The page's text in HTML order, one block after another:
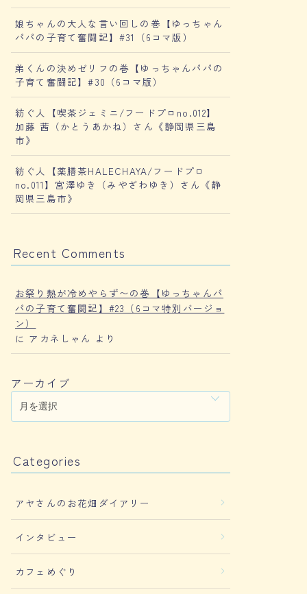
娘ちゃんの大人な言い回しの巻【ゆっちゃん
パパの子育て奮闘記】#31（6コマ版）
弟くんの決めゼリフの巻【ゆっちゃんパパの
子育て奮闘記】#30（6コマ版）
紡ぐ人【喫茶ジェミニ/フードプロno.012】
加藤 茜（かとうあかね）さん《静岡県三島
市》
紡ぐ人【薬膳茶HALECHAYA/フードプロ
no.011】宮澤ゆき（みやざわゆき）さん《静
岡県三島市》
Recent Comments
お祭り熱が冷めやらず〜の巻【ゆっちゃんパ
パの子育て奮闘記】#23（6コマ特別バージョ
ン）
に アカネしゃん より
アーカイブ
Categories
アヤさんのお花畑ダイアリー
インタビュー
カフェめぐり